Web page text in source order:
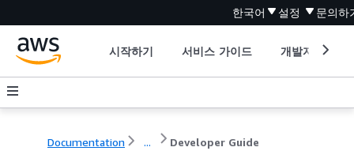
한국어 설정 문의하
시작하기 서비스 가이드 개발자 도구
Documentation ... Developer Guide